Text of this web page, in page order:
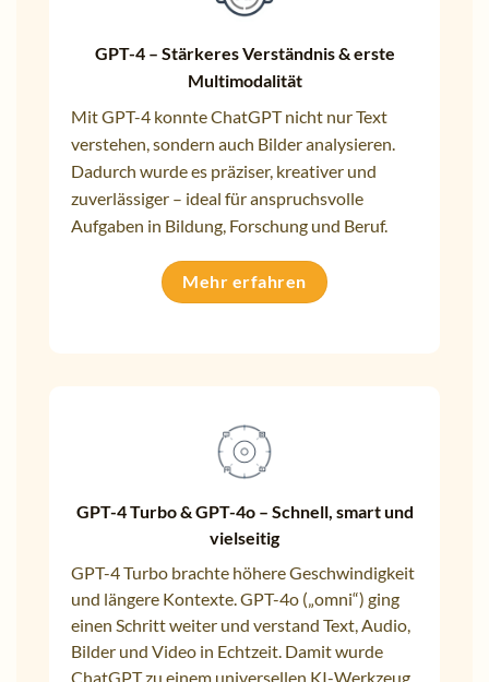
GPT-4 – Stärkeres Verständnis & erste
Multimodalität
Mit GPT-4 konnte ChatGPT nicht nur Text
verstehen, sondern auch Bilder analysieren.
Dadurch wurde es präziser, kreativer und
zuverlässiger – ideal für anspruchsvolle
Aufgaben in Bildung, Forschung und Beruf.
Mehr erfahren
GPT-4 Turbo & GPT-4o – Schnell, smart und
vielseitig
GPT-4 Turbo brachte höhere Geschwindigkeit
und längere Kontexte. GPT-4o („omni“) ging
einen Schritt weiter und verstand Text, Audio,
Bilder und Video in Echtzeit. Damit wurde
ChatGPT zu einem universellen KI-Werkzeug